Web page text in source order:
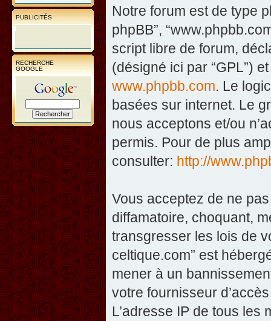
PUBLICITÉS
RECHERCHE
GOOGLE
Notre forum est de type
phpBB”,
script libre de forum,
(désigné ici par “GPL”)
www.phpbb.com. Le
basées sur internet. Le
nous acceptons et/ou
permis. Pour de plus
consulter: http://
Vous acceptez de ne
diffamatoire, choquant,
transgresser les lois de
celtique.com” est
mener à un
votre fournisseur
L’adresse IP de tous